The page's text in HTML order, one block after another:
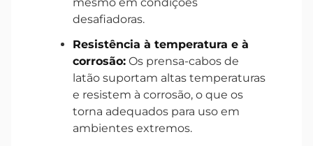
desafiadoras.
Resistência à temperatura e à
corrosão: Os prensa-cabos de
latão suportam altas temperaturas
e resistem à corrosão, o que os
torna adequados para uso em
ambientes extremos.